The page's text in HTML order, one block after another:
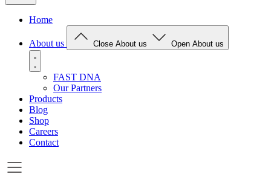
Home
About us Close About us Open About us
FAST DNA
Our Partners
Products
Blog
Shop
Careers
Contact